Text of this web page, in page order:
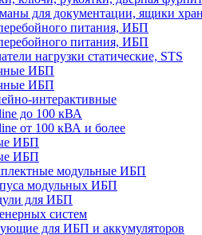
для документации, ящики
питания, ИБП
питания, ИБП
нагрузки статические, STS
ИБП
ИБП
интерактивные
до 100 кВА
от 100 кВА и более
ИБП
ИБП
модульные ИБП
модульных ИБП
для ИБП
систем
для ИБП и аккумуляторов